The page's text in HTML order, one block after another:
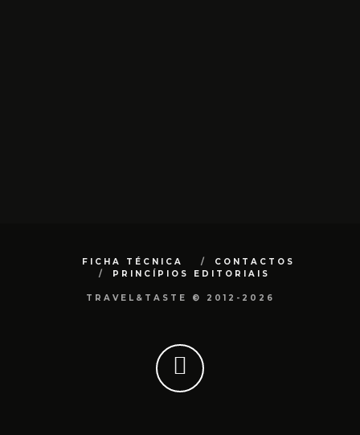
FICHA TÉCNICA
CONTACTOS
PRINCÍPIOS EDITORIAIS
TRAVEL&TASTE © 2012-2026